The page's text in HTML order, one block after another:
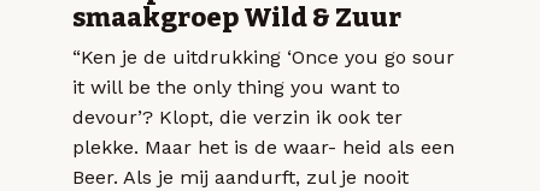
smaakgroep Wild & Zuur
“Ken je de uitdrukking ‘Once you go sour
it will be the only thing you want to
devour’? Klopt, die verzin ik ook ter
plekke. Maar het is de waar- heid als een
Beer. Als je mij aandurft, zul je nooit